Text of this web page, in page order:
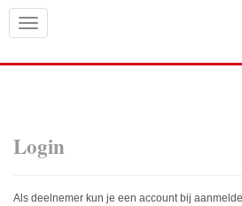
Login
Als deelnemer kun je een account bij